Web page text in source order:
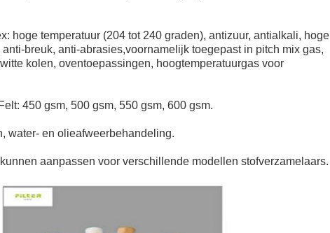
hoge temperatuur (204 tot 240 graden), antizuur, antialkali, hoge
breuk, anti-abrasies,voornamelijk toegepast in pitch mix gas,
kolen, oventoepassingen, hoogtemperatuurgas voor
450 gsm, 500 gsm, 550 gsm, 600 gsm.
water- en olieafweerbehandeling.
aanpassen voor verschillende modellen stofverzamelaars.